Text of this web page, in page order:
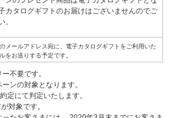
カタログギフトのお届けはございませんのでご
。
メールアドレス宛に、電子カタログギフトをご利用いた
をお送りする予定です。
不要です。
ンの対象となります。
定にて判定いたします。
対象です。